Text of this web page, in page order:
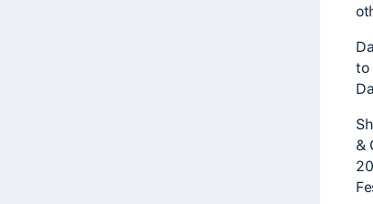
to
&